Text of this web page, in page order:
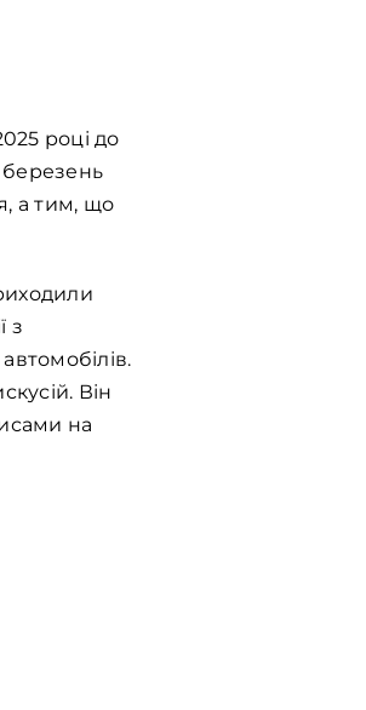
році до
березень
а тим, що
з
Він
на